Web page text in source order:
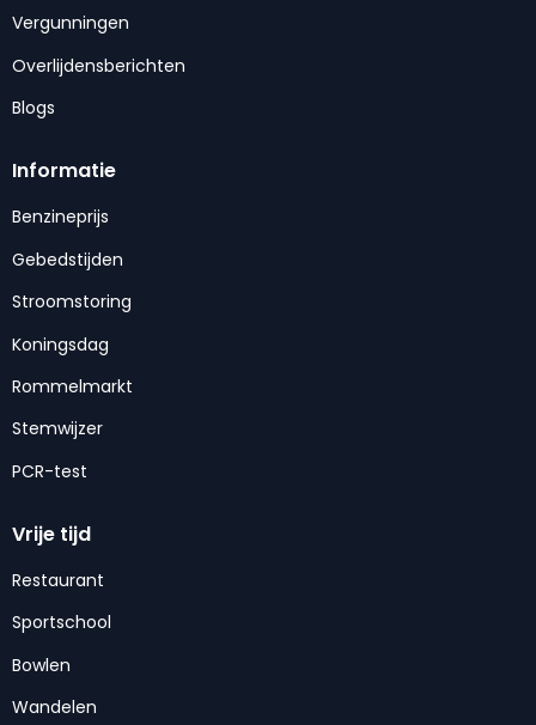
Vergunningen
Overlijdensberichten
Blogs
Informatie
Benzineprijs
Gebedstijden
Stroomstoring
Koningsdag
Rommelmarkt
Stemwijzer
PCR-test
Vrije tijd
Restaurant
Sportschool
Bowlen
Wandelen